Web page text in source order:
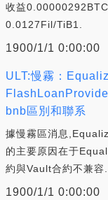
收益
0.0127Fil/TiB1.
1900/1/1 0:00:00
ULT:慢霧：
bnb區別和聯系
據慢霧區消息
的主要原因在于
約與Vault合約不兼容.
1900/1/1 0:00:00